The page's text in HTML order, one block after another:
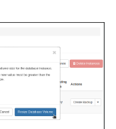
Rahtiin
johdatus YAML-